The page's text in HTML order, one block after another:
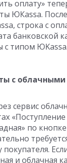
оплату»
ЮКаssа.
строка с
банковской
с типом ЮKassa.
с облачными
сервис
«Поступление
по
и облачная